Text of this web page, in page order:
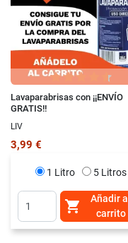
Lavaparabrisas con ¡¡ENVÍO
GRATIS!!
LIV
3,99 €
1 Litro 5 Litros

Añadir al
carrito